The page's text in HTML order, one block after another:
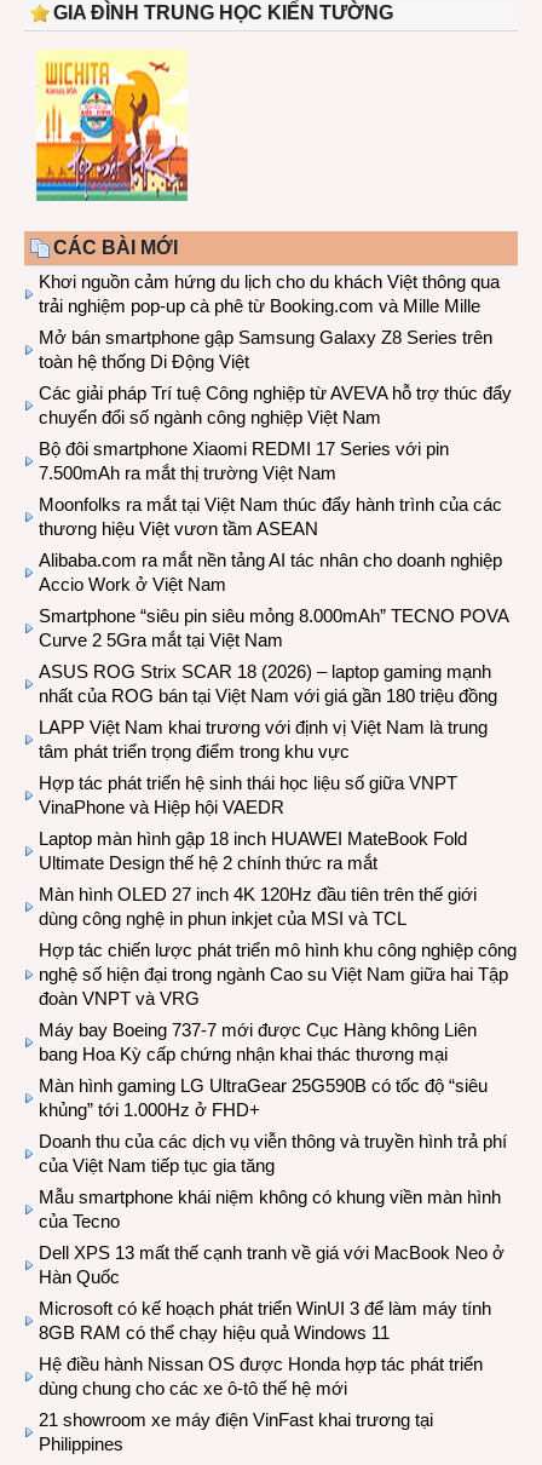
GIA ĐÌNH TRUNG HỌC KIẾN TƯỜNG
CÁC BÀI MỚI
Khơi nguồn cảm hứng du lịch cho du khách Việt thông qua
trải nghiệm pop-up cà phê từ Booking.com và Mille Mille
Mở bán smartphone gập Samsung Galaxy Z8 Series trên
toàn hệ thống Di Động Việt
Các giải pháp Trí tuệ Công nghiệp từ AVEVA hỗ trợ thúc đẩy
chuyển đổi số ngành công nghiệp Việt Nam
Bộ đôi smartphone Xiaomi REDMI 17 Series với pin
7.500mAh ra mắt thị trường Việt Nam
Moonfolks ra mắt tại Việt Nam thúc đẩy hành trình của các
thương hiệu Việt vươn tầm ASEAN
Alibaba.com ra mắt nền tảng AI tác nhân cho doanh nghiệp
Accio Work ở Việt Nam
Smartphone “siêu pin siêu mỏng 8.000mAh” TECNO POVA
Curve 2 5Gra mắt tại Việt Nam
ASUS ROG Strix SCAR 18 (2026) – laptop gaming mạnh
nhất của ROG bán tại Việt Nam với giá gần 180 triệu đồng
LAPP Việt Nam khai trương với định vị Việt Nam là trung
tâm phát triển trọng điểm trong khu vực
Hợp tác phát triển hệ sinh thái học liệu số giữa VNPT
VinaPhone và Hiệp hội VAEDR
Laptop màn hình gập 18 inch HUAWEI MateBook Fold
Ultimate Design thế hệ 2 chính thức ra mắt
Màn hình OLED 27 inch 4K 120Hz đầu tiên trên thế giới
dùng công nghệ in phun inkjet của MSI và TCL
Hợp tác chiến lược phát triển mô hình khu công nghiệp công
nghệ số hiện đại trong ngành Cao su Việt Nam giữa hai Tập
đoàn VNPT và VRG
Máy bay Boeing 737-7 mới được Cục Hàng không Liên
bang Hoa Kỳ cấp chứng nhận khai thác thương mại
Màn hình gaming LG UltraGear 25G590B có tốc độ “siêu
khủng” tới 1.000Hz ở FHD+
Doanh thu của các dịch vụ viễn thông và truyền hình trả phí
của Việt Nam tiếp tục gia tăng
Mẫu smartphone khái niệm không có khung viền màn hình
của Tecno
Dell XPS 13 mất thế cạnh tranh về giá với MacBook Neo ở
Hàn Quốc
Microsoft có kế hoạch phát triển WinUI 3 để làm máy tính
8GB RAM có thể chạy hiệu quả Windows 11
Hệ điều hành Nissan OS được Honda hợp tác phát triển
dùng chung cho các xe ô-tô thế hệ mới
21 showroom xe máy điện VinFast khai trương tại
Philippines